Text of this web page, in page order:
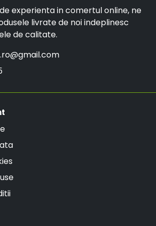
experienta in comertul online, ne
livrate de noi indeplinesc
de calitate.